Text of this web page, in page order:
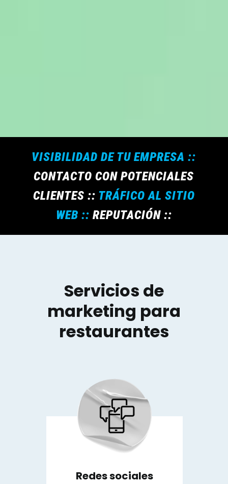
VISIBILIDAD DE TU EMPRESA ::
CONTACTO CON POTENCIALES
CLIENTES :: TRÁFICO AL SITIO
WEB :: REPUTACIÓN ::
Servicios de
marketing para
restaurantes
Redes sociales